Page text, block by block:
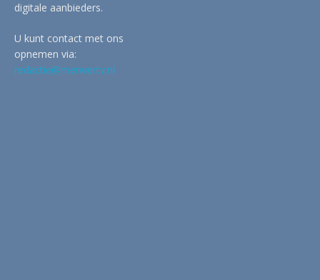
digitale aanbieders.
U kunt contact met ons
opnemen via:
redactie@merwertv.nl